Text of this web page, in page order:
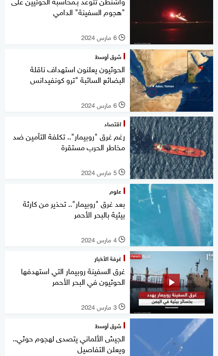
"هجوم السفينة" الدامي
l 6 مارس 2024
شرق أوسط
الحوثيون يعلنون استهداف ناقلة
البضائع السائبة "ترو كونفيدانس
l 6 مارس 2024
اقتصاد
رغم غرق "روبيمار".. تكلفة التأمين ضد
مخاطر الحرب مستقرة
l 5 مارس 2024
علوم
بعد غرق "روبيمار".. تحذير من كارثة
بيئية بالبحر الأحمر
l 4 مارس 2024
غرفة الأخبار
غرق السفينة روبيمار التي استهدفها
الحوثيون في البحر الأحمر
l 3 مارس 2024
شرق أوسط
الجيش الألماني يتصدى لهجوم حوثي..
ويعلن التفاصيل